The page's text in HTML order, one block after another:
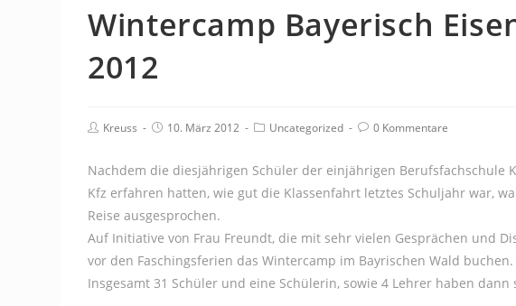
Wintercamp Bayerisch
2012
Beitrags-
Kreuss
Beitrag
10. März 2012
Beitrags-
Uncategorized
Beitrags-
0 Kommentare
Nachdem die diesjährigen Schüler der einjährigen Berufsfachschule
Kfz erfahren hatten, wie gut die Klassenfahrt letztes Schuljahr war,
Reise ausgesprochen.
Auf Initiative von Frau Freundt, die mit sehr vielen Gesprächen und
vor den Faschingsferien das Wintercamp im Bayrischen Wald buchen.
Insgesamt 31 Schüler und eine Schülerin, sowie 4 Lehrer haben